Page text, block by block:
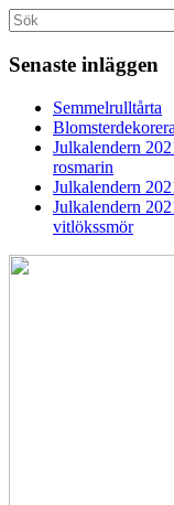
Search
for:
Senaste inläggen
Semmelrulltårta
Julkalendern
rosmarin
Julkalendern
Julkalendern
vitlökssmör